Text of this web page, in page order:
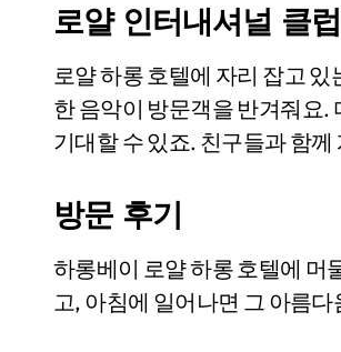
로얄 인터내셔널 클
로얄 하롱 호텔에 자리 잡고
한 음악이 방문객을 반겨줘요.
기대할 수 있죠. 친구들과 함
방문 후기
하롱베이 로얄 하롱 호텔에 머
고, 아침에 일어나면 그 아름